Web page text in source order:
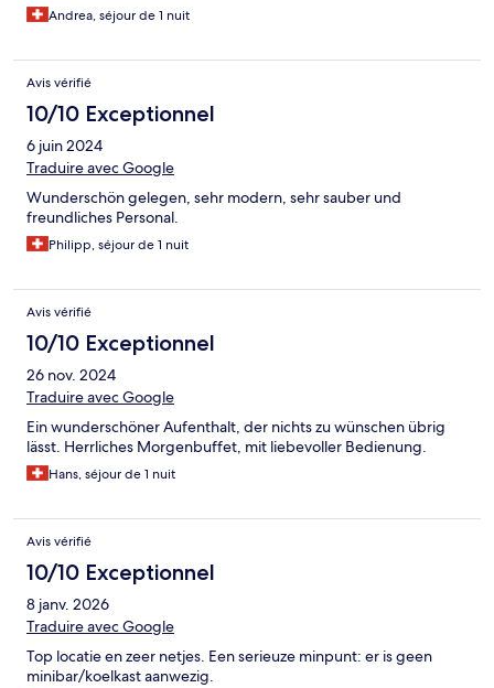
Andrea, séjour de 1 nuit
Avis vérifié
10/10 Exceptionnel
6 juin 2024
Traduire avec Google
Wunderschön gelegen, sehr modern, sehr sauber und
freundliches Personal.
Philipp, séjour de 1 nuit
Avis vérifié
10/10 Exceptionnel
26 nov. 2024
Traduire avec Google
Ein wunderschöner Aufenthalt, der nichts zu wünschen übrig
lässt. Herrliches Morgenbuffet, mit liebevoller Bedienung.
Hans, séjour de 1 nuit
Avis vérifié
10/10 Exceptionnel
8 janv. 2026
Traduire avec Google
Top locatie en zeer netjes. Een serieuze minpunt: er is geen
minibar/koelkast aanwezig.